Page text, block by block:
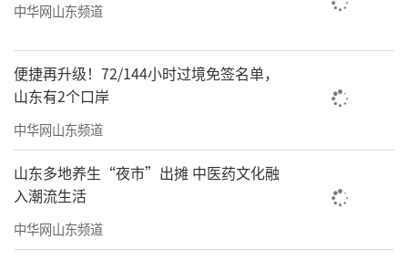
中华网山东频道
便捷再升级！72/144小时过境免签名单，
山东有2个口岸
中华网山东频道
山东多地养生“夜市”出摊 中医药文化融
入潮流生活
中华网山东频道